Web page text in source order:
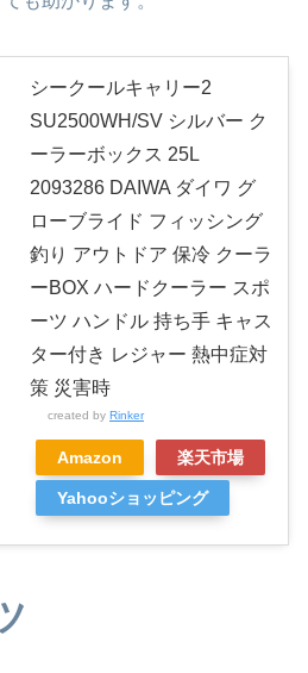
シークールキャリー2
SU2500WH/SV シルバー ク
ーラーボックス 25L
2093286 DAIWA ダイワ グ
ローブライド フィッシング
釣り アウトドア 保冷 クーラ
ーBOX ハードクーラー スポ
ーツ ハンドル 持ち手 キャス
ター付き レジャー 熱中症対
策 災害時
created by Rinker
Amazon 楽天市場
Yahooショッピング